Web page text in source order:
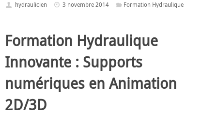
hydraulicien 3 novembre 2014 Formation Hydraulique
Formation Hydraulique
Innovante : Supports
numériques en Animation
2D/3D